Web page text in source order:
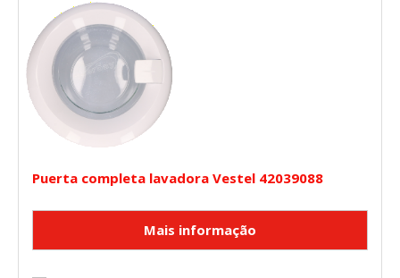
Puerta completa lavadora Vestel 42039088